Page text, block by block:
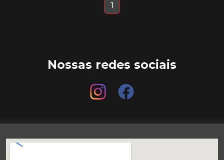
1
Nossas redes sociais